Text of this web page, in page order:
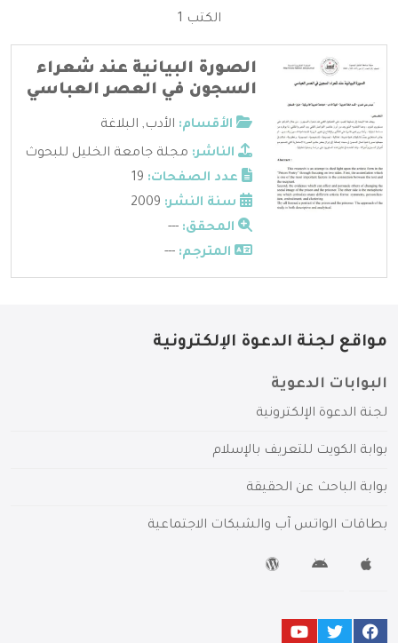
الكتب 1
الصورة البيانية عند شعراء
السجون في العصر العباسي
الأقسام: الأدب, البلاغة
الناشر: مجلة جامعة الخليل للبحوث
عدد الصفحات:
سنة النشر:
المحقق: ---
المترجم: ---
مواقع لجنة الدعوة الإلكترونية
البوابات الدعوية
لجنة الدعوة الإلكترونية
بوابة الكويت للتعريف بالإسلام
بوابة الباحث عن الحقيقة
بطاقات الواتس آب والشبكات الاجتماعية